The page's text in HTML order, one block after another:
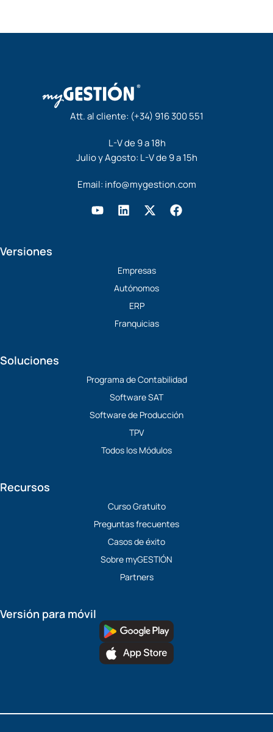
Att. al cliente: (+34) 916 300 551
L-V de 9 a 18h
Julio y Agosto: L-V de 9 a 15h
Email: info@mygestion.com
Y L
d
i
n
X
t
t
e
F
a
Versiones
Empresas
Autónomos
ERP
Franquicias
Soluciones
Programa de Contabilidad
Software SAT
Software de Producción
TPV
Todos los Módulos
Recursos
Curso Gratuito
Preguntas frecuentes
Casos de éxito
Sobre myGESTIÓN
Partners
Versión para móvil